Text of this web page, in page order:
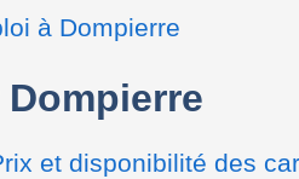
à Dompierre
et disponibilité des